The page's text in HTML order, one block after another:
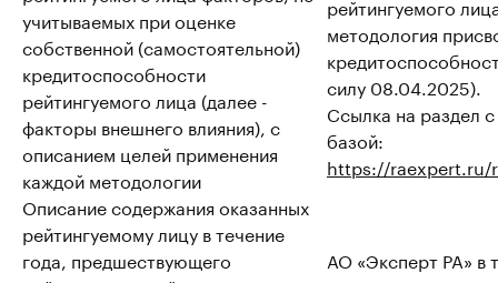
учитываемых при оценке
собственной (самостоятельной)
кредитоспособности
рейтингуемого лица (далее -
факторы внешнего влияния), с
описанием целей применения
каждой методологии
рейтингуемого
методология
силу 08.04.2025).
Ссылка на раздел
базой:
https://
Описание содержания оказанных
рейтингуемому лицу в течение
года, предшествующего
АО «Эксперт РА» в